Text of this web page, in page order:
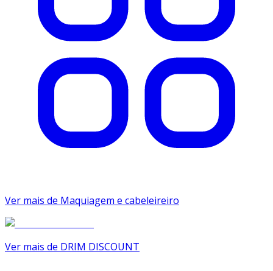
Ver mais de Maquiagem e cabeleireiro
Ver mais de DRIM DISCOUNT